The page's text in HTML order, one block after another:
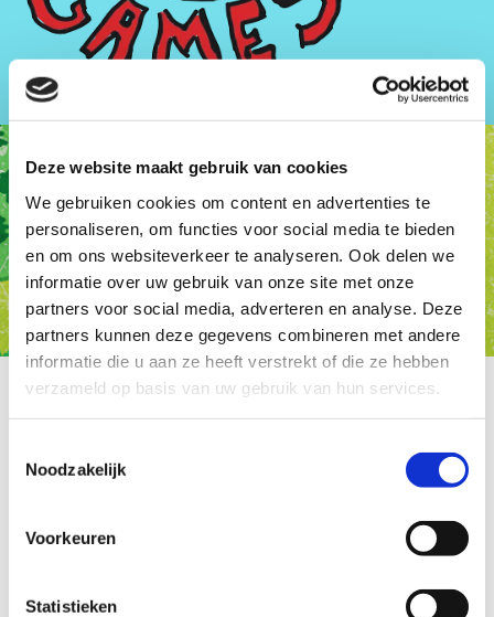
Deze website maakt gebruik van cookies
We gebruiken cookies om content en advertenties te
personaliseren, om functies voor social media te bieden
en om ons websiteverkeer te analyseren. Ook delen we
informatie over uw gebruik van onze site met onze
partners voor social media, adverteren en analyse. Deze
partners kunnen deze gegevens combineren met andere
informatie die u aan ze heeft verstrekt of die ze hebben
verzameld op basis van uw gebruik van hun services.
Noodzakelijk
Voorkeuren
Statistieken